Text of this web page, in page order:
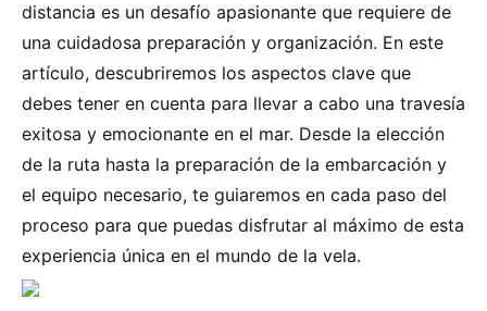
distancia es un desafío apasionante que requiere de
una cuidadosa preparación y organización. En este
artículo, descubriremos los aspectos clave que
debes tener en cuenta para llevar a cabo una travesía
exitosa y emocionante en el mar. Desde la elección
de la ruta hasta la preparación de la embarcación y
el equipo necesario, te guiaremos en cada paso del
proceso para que puedas disfrutar al máximo de esta
experiencia única en el mundo de la vela.